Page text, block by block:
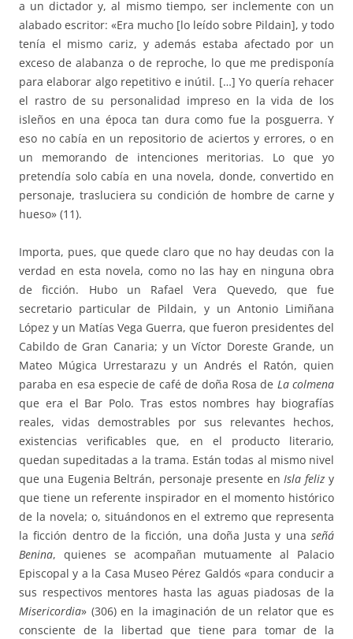
a un dictador y, al mismo tiempo, ser inclemente con un
alabado escritor: «Era mucho [lo leído sobre Pildain], y todo
tenía el mismo cariz, y además estaba afectado por un
exceso de alabanza o de reproche, lo que me predisponía
para elaborar algo repetitivo e inútil. […] Yo quería rehacer
el rastro de su personalidad impreso en la vida de los
isleños en una época tan dura como fue la posguerra. Y
eso no cabía en un repositorio de aciertos y errores, o en
un memorando de intenciones meritorias. Lo que yo
pretendía solo cabía en una novela, donde, convertido en
personaje, trasluciera su condición de hombre de carne y
hueso» (11).
Importa, pues, que quede claro que no hay deudas con la
verdad en esta novela, como no las hay en ninguna obra
de ficción. Hubo un Rafael Vera Quevedo, que fue
secretario particular de Pildain, y un Antonio Limiñana
López y un Matías Vega Guerra, que fueron presidentes del
Cabildo de Gran Canaria; y un Víctor Doreste Grande, un
Mateo Múgica Urrestarazu y un Andrés el Ratón, quien
paraba en esa especie de café de doña Rosa de La colmena
que era el Bar Polo. Tras estos nombres hay biografías
reales, vidas demostrables por sus relevantes hechos,
existencias verificables que, en el producto literario,
quedan supeditadas a la trama. Están todas al mismo nivel
que una Eugenia Beltrán, personaje presente enIsla felizy
que tiene un referente inspirador en el momento histórico
de la novela; o, situándonos en el extremo que representa
la ficción dentro de la ficción, una doña Justa y una señá
Benina, quienes se acompañan mutuamente al Palacio
Episcopal y a la Casa Museo Pérez Galdós «para conducir a
sus respectivos mentores hasta las aguas piadosas de la
Misericordia» (306) en la imaginación de un relator que es
consciente de la libertad que tiene para tomar de la